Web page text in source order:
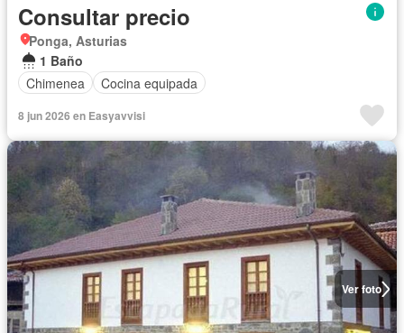
Consultar precio
Ponga, Asturias
1 Baño
Chimenea
Cocina equipada
8 jun 2026 en Easyavvisi
Ver foto